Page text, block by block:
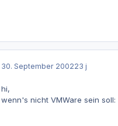
30. September 200223 j
hi,
wenn's nicht VMWare sein